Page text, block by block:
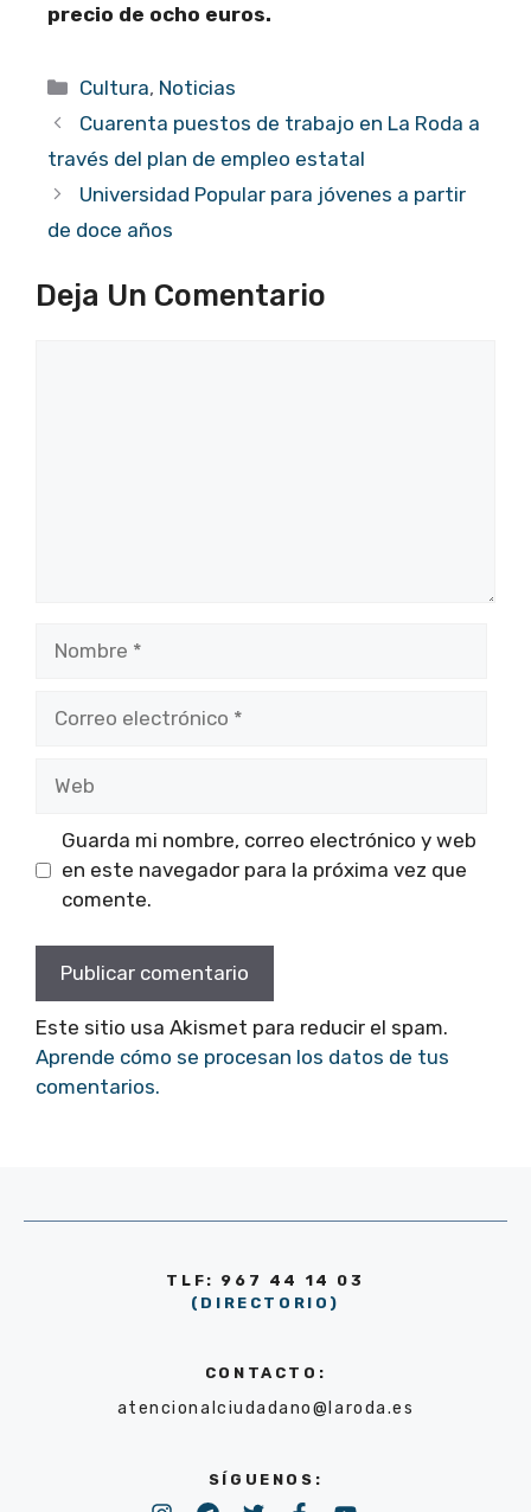
precio de ocho euros.
Categorías
Cultura, Noticias
Cuarenta puestos de trabajo en La Roda a
través del plan de empleo estatal
Universidad Popular para jóvenes a partir
de doce años
Deja Un Comentario
Guarda mi nombre, correo electrónico y web
en este navegador para la próxima vez que
comente.
Este sitio usa Akismet para reducir el spam.
Aprende cómo se procesan los datos de tus
comentarios.
TLF: 967 44 14 03
(DIRECTORIO)
CONTACTO:
atencionalciudadano@laroda.es
SÍGUENOS: